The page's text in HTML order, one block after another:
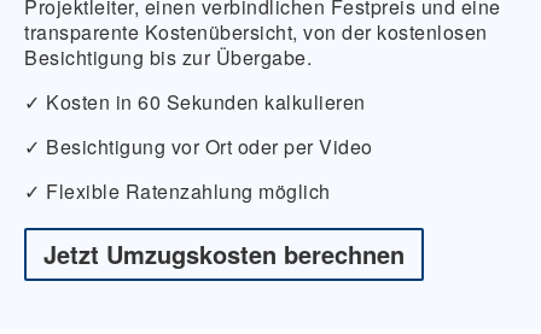
Projektleiter, einen verbindlichen Festpreis und eine
transparente Kostenübersicht, von der kostenlosen
Besichtigung bis zur Übergabe.
✓ Kosten in 60 Sekunden kalkulieren
✓ Besichtigung vor Ort oder per Video
✓ Flexible Ratenzahlung möglich
Jetzt Umzugskosten berechnen